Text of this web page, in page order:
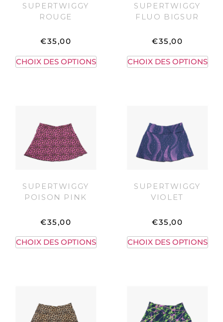
SUPERTWIGGY
ROUGE
€35,00
CHOIX DES OPTIONS
SUPERTWIGGY
FLUO BIGSUR
€35,00
CHOIX DES OPTIONS
SUPERTWIGGY
POISON PINK
€35,00
CHOIX DES OPTIONS
SUPERTWIGGY
VIOLET
€35,00
CHOIX DES OPTIONS